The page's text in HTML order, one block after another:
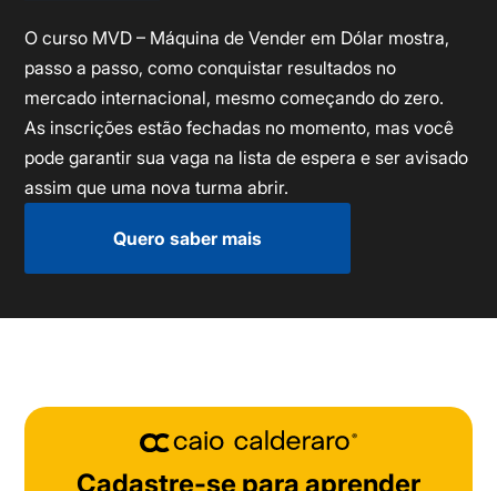
O curso MVD – Máquina de Vender em Dólar mostra,
passo a passo, como conquistar resultados no
mercado internacional, mesmo começando do zero.
As inscrições estão fechadas no momento, mas você
pode garantir sua vaga na lista de espera e ser avisado
assim que uma nova turma abrir.
Quero saber mais
Cadastre-se para aprender